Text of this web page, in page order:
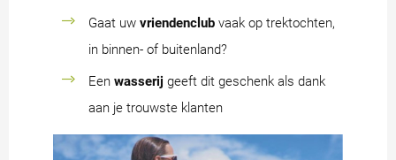
Gaat uw vriendenclub vaak op trektochten,
in binnen- of buitenland?
Een wasserij geeft dit geschenk als dank
aan je trouwste klanten